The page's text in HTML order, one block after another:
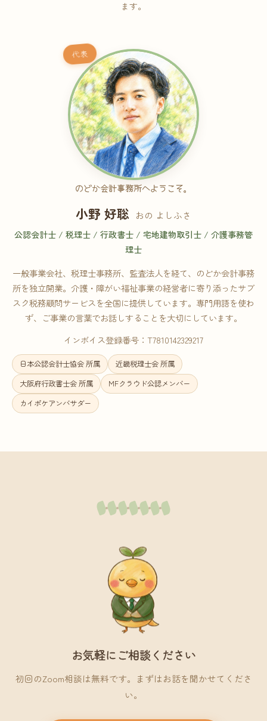
ます。
代表
のどか会計事務所へようこそ。
小野 好聡 おの よしふさ
公認会計士 / 税理士 / 行政書士 / 宅地建物取引士 / 介護事務管
理士
一般事業会社、税理士事務所、監査法人を経て、のどか会計事務
所を独立開業。介護・障がい福祉事業の経営者に寄り添ったサブ
スク税務顧問サービスを全国に提供しています。専門用語を使わ
ず、ご事業の言葉でお話しすることを大切にしています。
インボイス登録番号：T7810142329217
日本公認会計士協会 所属
近畿税理士会 所属
大阪府行政書士会 所属
MFクラウド公認メンバー
カイポケアンバサダー
お気軽にご相談ください
初回のZoom相談は無料です。まずはお話を聞かせてくださ
い。